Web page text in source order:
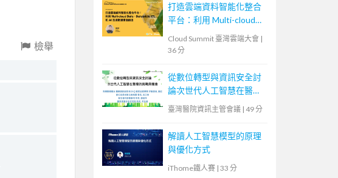
檢舉
打造雲端資料智能化整合
平台：利用 Multi-cloud
Data、Databricks ETL 和
AI 加速數據價值創造
Cloud Summit 臺灣雲端大會 |
36 分
從數位轉型與資訊安全討
論次世代人工智慧在醫療
的挑戰與機會
臺灣醫院資訊主管會議 | 49 分
解讀人工智慧模型的原理
與優化方式
iThome鐵人賽 | 33 分